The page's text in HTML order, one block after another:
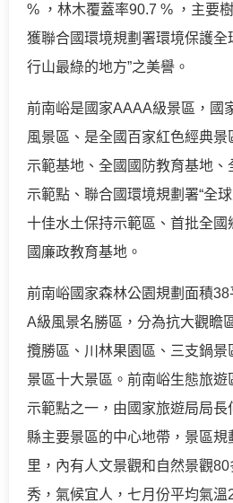
% ，林木覆蓋率90.7 % ，主要
獲聯合國環境規劃署環境保護全
行山最綠的地方”之美譽。
前南峪是國家AAAA級景區，國
風景區、是全國百家紅色經典
示範基地、全國國防教育基地
示範點、聯合國環境規劃署“全
十佳水土保持示範區、首批全國
國廉政教育基地。
前南峪國家森林公園規劃面積
A級風景名勝區，分為抗大觀瞻
攬勝區、川林果園區、三支鍋景
景區十大景區。前南峪生態旅
示範點之一，由國家旅遊局局
縣主要景區的中心地帶，景區
里，內有人文景觀和自然景觀
秀，氣候宜人，七月份平均氣